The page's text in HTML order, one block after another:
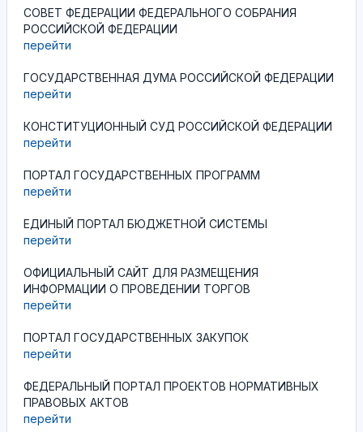
СОВЕТ ФЕДЕРАЦИИ ФЕДЕРАЛЬНОГО СОБРАНИЯ
РОССИЙСКОЙ ФЕДЕРАЦИИ
перейти
ГОСУДАРСТВЕННАЯ ДУМА РОССИЙСКОЙ ФЕДЕРАЦИИ
перейти
КОНСТИТУЦИОННЫЙ СУД РОССИЙСКОЙ ФЕДЕРАЦИИ
перейти
ПОРТАЛ ГОСУДАРСТВЕННЫХ ПРОГРАММ
перейти
ЕДИНЫЙ ПОРТАЛ БЮДЖЕТНОЙ СИСТЕМЫ
перейти
ОФИЦИАЛЬНЫЙ САЙТ ДЛЯ РАЗМЕЩЕНИЯ
ИНФОРМАЦИИ О ПРОВЕДЕНИИ ТОРГОВ
перейти
ПОРТАЛ ГОСУДАРСТВЕННЫХ ЗАКУПОК
перейти
ФЕДЕРАЛЬНЫЙ ПОРТАЛ ПРОЕКТОВ НОРМАТИВНЫХ
ПРАВОВЫХ АКТОВ
перейти